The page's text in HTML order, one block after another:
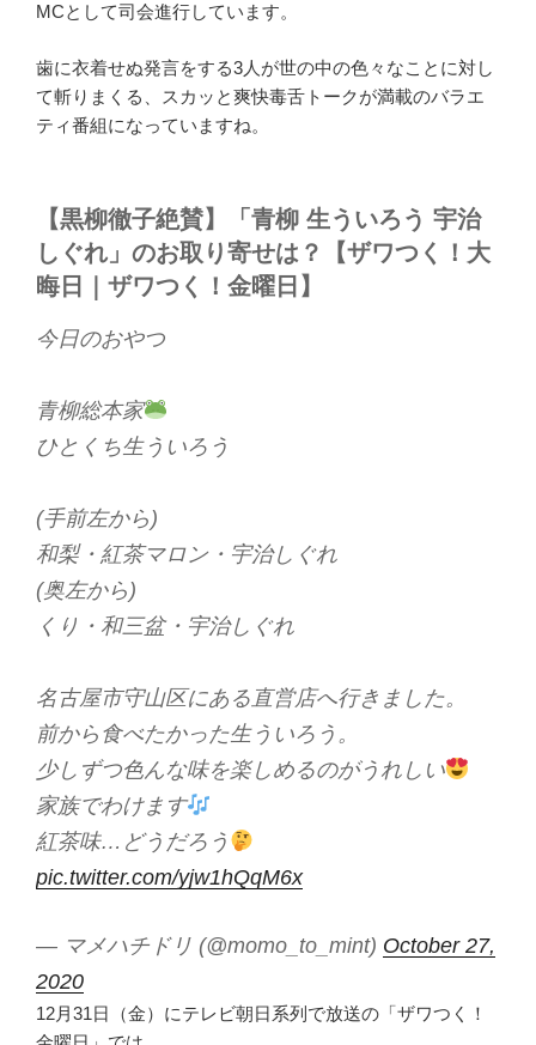
MCとして司会進行しています。
歯に衣着せぬ発言をする3人が世の中の色々なことに対し
て斬りまくる、スカッと爽快毒舌トークが満載のバラエ
ティ番組になっていますね。
【黒柳徹子絶賛】「青柳 生ういろう 宇治
しぐれ」のお取り寄せは？【ザワつく！大
晦日｜ザワつく！金曜日】
今日のおやつ
青柳総本家
ひとくち生ういろう
(手前左から)
和梨・紅茶マロン・宇治しぐれ
(奥左から)
くり・和三盆・宇治しぐれ
名古屋市守山区にある直営店へ行きました。
前から食べたかった生ういろう。
少しずつ色んな味を楽しめるのがうれしい
家族でわけます
紅茶味…どうだろう
pic.twitter.com/yjw1hQqM6x
— マメハチドリ (@momo_to_mint) October 27,
2020
12月31日（金）にテレビ朝日系列で放送の「ザワつく！